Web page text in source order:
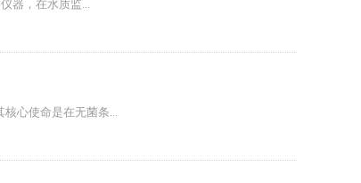
器，在水质监...
心使命是在无菌条...